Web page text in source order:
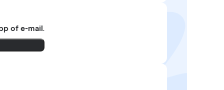
of e-mail.